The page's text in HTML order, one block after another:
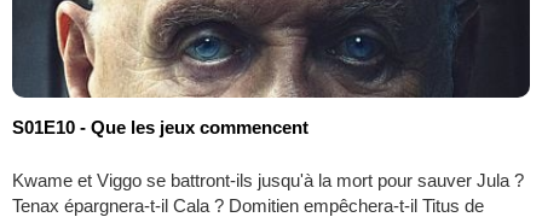
S01E10 - Que les jeux commencent
Kwame et Viggo se battront-ils jusqu'à la mort pour sauver Jula ?
Tenax épargnera-t-il Cala ? Domitien empêchera-t-il Titus de